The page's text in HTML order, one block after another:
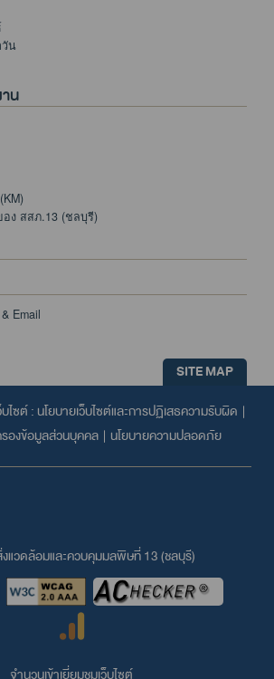
วัน
น
อง สสภ.13 (ชลบุรี)
Email
SITE MAP
ไซต์ : นโยบายเว็บไซต์และการปฏิเสธความรับผิด |
องข้อมูลส่วนบุคคล | นโยบายความปลอดภัย
แวดล้อมและควบคุมมลพิษที่ 13 (ชลบุรี)